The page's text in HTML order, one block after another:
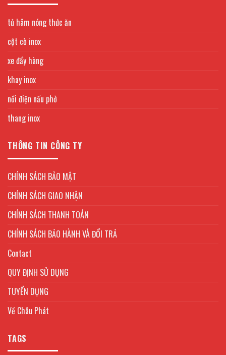
tủ hâm nóng thức ăn
cột cờ inox
xe đẩy hàng
khay inox
nồi điện nấu phở
thang inox
THÔNG TIN CÔNG TY
CHÍNH SÁCH BẢO MẬT
CHÍNH SÁCH GIAO NHẬN
CHÍNH SÁCH THANH TOÁN
CHÍNH SÁCH BẢO HÀNH VÀ ĐỔI TRẢ
Contact
QUY ĐỊNH SỬ DỤNG
TUYỂN DỤNG
Về Châu Phát
TAGS